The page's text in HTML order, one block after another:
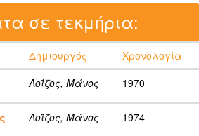
σε τεκμήρια:
Δημιουργός
Χρονολογία
Λοΐζος, Μάνος 1970
Λοΐζος, Μάνος 1974